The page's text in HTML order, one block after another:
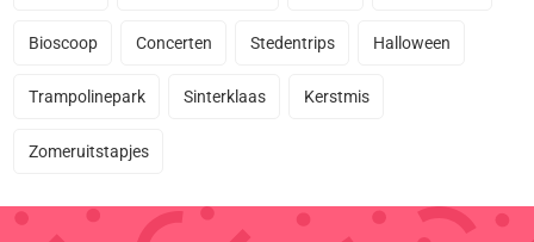
Bioscoop Concerten Stedentrips Halloween
Trampolinepark Sinterklaas Kerstmis
Zomeruitstapjes